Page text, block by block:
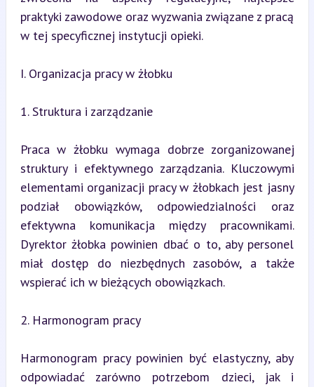
praktyki zawodowe oraz wyzwania związane z pracą
w tej specyficznej instytucji opieki.
I. Organizacja pracy w żłobku
1. Struktura i zarządzanie
Praca w żłobku wymaga dobrze zorganizowanej
struktury i efektywnego zarządzania. Kluczowymi
elementami organizacji pracy w żłobkach jest jasny
podział obowiązków, odpowiedzialności oraz
efektywna komunikacja między pracownikami.
Dyrektor żłobka powinien dbać o to, aby personel
miał dostęp do niezbędnych zasobów, a także
wspierać ich w bieżących obowiązkach.
2. Harmonogram pracy
Harmonogram pracy powinien być elastyczny, aby
odpowiadać zarówno potrzebom dzieci, jak i